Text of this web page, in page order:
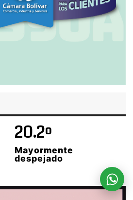
20.2º
Mayormente
despejado